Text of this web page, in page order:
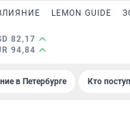
LEMON GUIDE
82,17
94,84
в Петербурге Кто